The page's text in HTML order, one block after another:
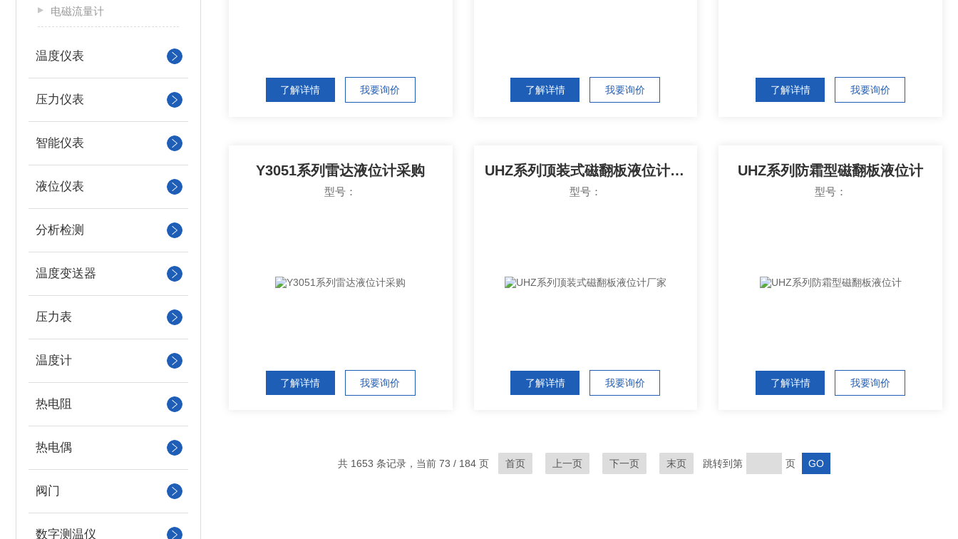
电磁流量计
温度仪表
压力仪表
智能仪表
液位仪表
分析检测
温度变送器
压力表
温度计
热电阻
热电偶
阀门
数字测温仪
了解详情 我要询价 了解详情 我要询价 了解详情 我要询价
Y3051系列雷达液位计采购
型号：
了解详情 我要询价
UHZ系列顶装式磁翻板液位计厂家
型号：
了解详情 我要询价
UHZ系列防霜型磁翻板液位计
型号：
了解详情 我要询价
共 1653 条记录，当前 73 / 184 页 首页 上一页 下一页 末页 跳转到第 页